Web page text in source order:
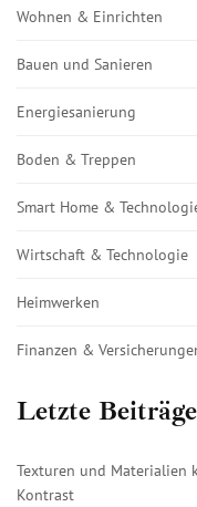
Wohnen & Einrichten
Bauen und Sanieren
Energiesanierung
Boden & Treppen
Smart Home &
Wirtschaft & Technologie
Heimwerken
Finanzen &
Letzte Beiträge
Texturen und Materialien
Kontrast